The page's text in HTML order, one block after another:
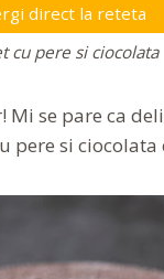
direct la reteta
cu pere si ciocolata
se pare ca
pere si ciocolata